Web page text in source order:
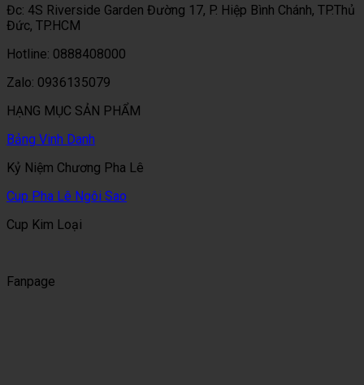
Đc: 4S Riverside Garden Đường 17, P. Hiệp Bình Chánh, TP.Thủ
Đức, TP.HCM
Hotline: 0888408000
Zalo: 0936135079
HẠNG MỤC SẢN PHẨM
Bảng Vinh Danh
Kỷ Niệm Chương Pha Lê
Cup Pha Lê Ngôi Sao
Cup Kim Loại
Fanpage